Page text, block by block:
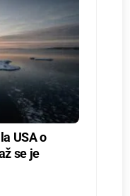
USA o
se je